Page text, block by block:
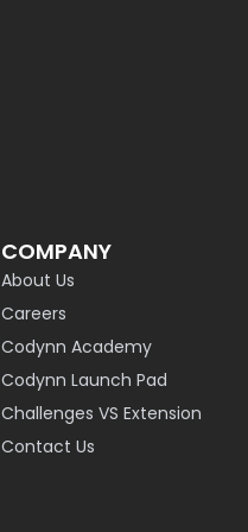
COMPANY
About Us
Careers
Codynn Academy
Codynn Launch Pad
Challenges VS Extension
Contact Us